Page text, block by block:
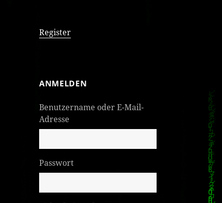
Register
ANMELDEN
Benutzername oder E-Mail-
Adresse
Passwort